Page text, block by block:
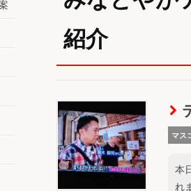
紹介
マス
本
れ